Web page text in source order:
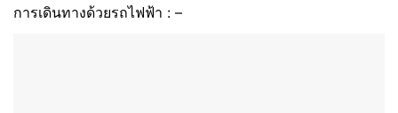
การเดินทางด้วยรถไฟฟ้า : –